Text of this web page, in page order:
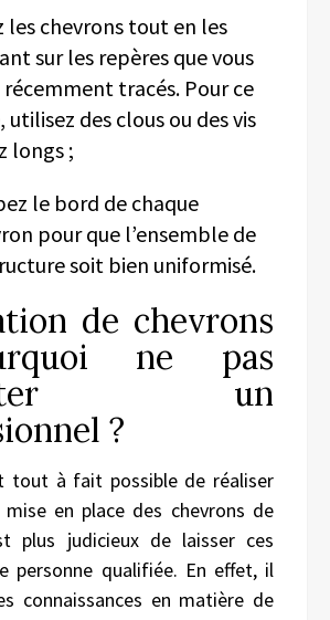
les chevrons tout en les
sur les repères que vous
récemment tracés. Pour ce
utilisez des clous ou des vis
longs ;
le bord de chaque
pour que l’ensemble de
soit bien uniformisé.
de chevrons
ne pas
un
?
tout à fait possible de réaliser
en place des chevrons de
plus judicieux de laisser ces
personne qualifiée. En effet, il
connaissances en matière de